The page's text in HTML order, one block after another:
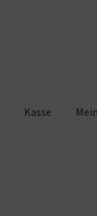
Kasse